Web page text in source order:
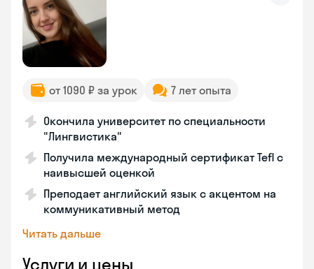
от 1090 ₽ за урок 7 лет опыта
Окончила университет по специальности
"Лингвистика"
Получила международный сертификат Tefl с
наивысшей оценкой
Преподает английский язык с акцентом на
коммуникативный метод
Читать дальше
Услуги и цены